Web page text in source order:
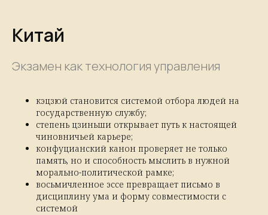
Китай
Экзамен как технология управления
кэцзюй становится системой отбора людей на
государственную службу;
степень цзиньши открывает путь к настоящей
чиновничьей карьере;
конфуцианский канон проверяет не только
память, но и способность мыслить в нужной
морально-политической рамке;
восьмичленное эссе превращает письмо в
дисциплину ума и форму совместимости с
системой